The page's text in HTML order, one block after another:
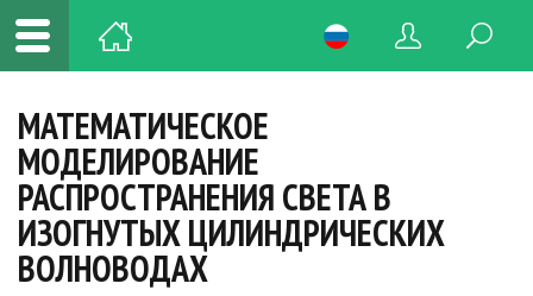
МАТЕМАТИЧЕСКОЕ
МОДЕЛИРОВАНИЕ
РАСПРОСТРАНЕНИЯ СВЕТА В
ИЗОГНУТЫХ ЦИЛИНДРИЧЕСКИХ
ВОЛНОВОДАХ